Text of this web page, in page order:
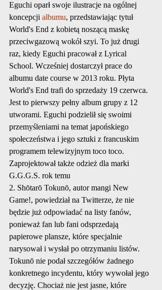
Eguchi oparł swoje ilustracje na ogólnej
koncepcji albumu, przedstawiając tytuł
World's End z kobietą noszącą maskę
przeciwgazową wokół szyi. To już drugi
raz, kiedy Eguchi pracował z Lyrical
School. Wcześniej dostarczył prace do
albumu date course w 2013 roku. Płyta
World's End trafi do sprzedaży 19 czerwca.
Jest to pierwszy pełny album grupy z 12
utworami. Eguchi podzielił się swoimi
przemyśleniami na temat japońskiego
społeczeństwa i jego sztuki z francuskim
programem telewizyjnym toco toco.
Zaprojektował także odzież dla marki
G.G.G.S. rok temu
2. Shōtarō Tokunō, autor mangi New
Game!, powiedział na Twitterze, że nie
będzie już odpowiadać na listy fanów,
ponieważ fan lub fani odsprzedają
papierowe plansze, które specjalnie
narysował i wysłał po otrzymaniu listów.
Tokunō nie podał szczegółów żadnego
konkretnego incydentu, który wywołał jego
decyzję. Chociaż nie jest jasne, które